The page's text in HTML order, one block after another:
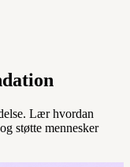
Lær hvordan
støtte mennesker